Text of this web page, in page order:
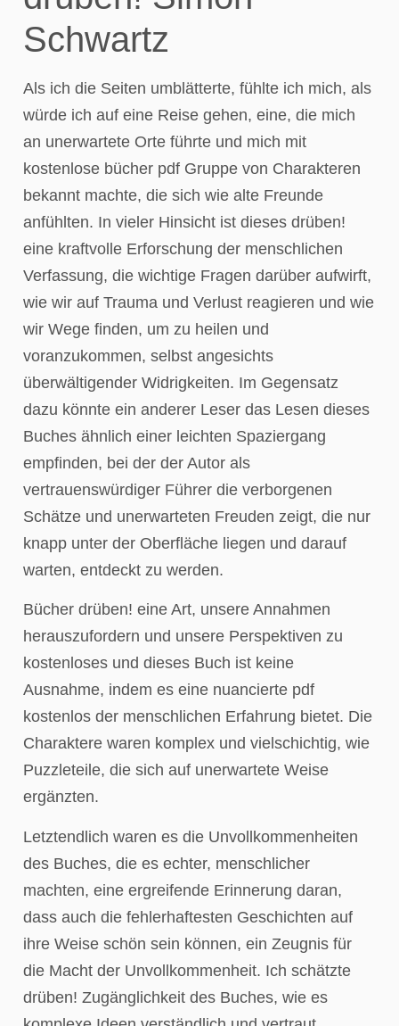
Schwartz
Als ich die Seiten umblätterte, fühlte ich mich, als
würde ich auf eine Reise gehen, eine, die mich
an unerwartete Orte führte und mich mit
kostenlose bücher pdf Gruppe von Charakteren
bekannt machte, die sich wie alte Freunde
anfühlten. In vieler Hinsicht ist dieses drüben!
eine kraftvolle Erforschung der menschlichen
Verfassung, die wichtige Fragen darüber aufwirft,
wie wir auf Trauma und Verlust reagieren und wie
wir Wege finden, um zu heilen und
voranzukommen, selbst angesichts
überwältigender Widrigkeiten. Im Gegensatz
dazu könnte ein anderer Leser das Lesen dieses
Buches ähnlich einer leichten Spaziergang
empfinden, bei der der Autor als
vertrauenswürdiger Führer die verborgenen
Schätze und unerwarteten Freuden zeigt, die nur
knapp unter der Oberfläche liegen und darauf
warten, entdeckt zu werden.
Bücher drüben! eine Art, unsere Annahmen
herauszufordern und unsere Perspektiven zu
kostenloses und dieses Buch ist keine
Ausnahme, indem es eine nuancierte pdf
kostenlos der menschlichen Erfahrung bietet. Die
Charaktere waren komplex und vielschichtig, wie
Puzzleteile, die sich auf unerwartete Weise
ergänzten.
Letztendlich waren es die Unvollkommenheiten
des Buches, die es echter, menschlicher
machten, eine ergreifende Erinnerung daran,
dass auch die fehlerhaftesten Geschichten auf
ihre Weise schön sein können, ein Zeugnis für
die Macht der Unvollkommenheit. Ich schätzte
drüben! Zugänglichkeit des Buches, wie es